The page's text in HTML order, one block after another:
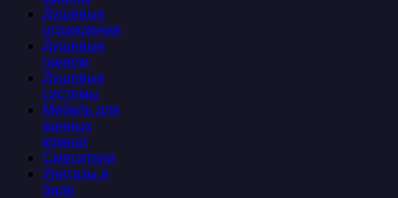
Душевые
ограждения
Душевые
панели
Душевые
системы
Мебель для
ванных
комнат
Смесители
Унитазы и
биде